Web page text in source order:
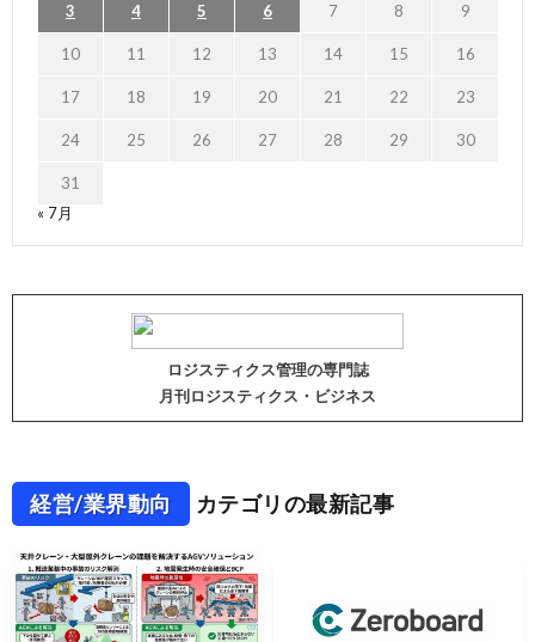
3 4 5 6 7 8 9
10 11 12 13 14 15 16
17 18 19 20 21 22 23
24 25 26 27 28 29 30
31
« 7月
ロジスティクス管理の専門誌
月刊ロジスティクス・ビジネス
経営/業界動向 カテゴリの最新記事